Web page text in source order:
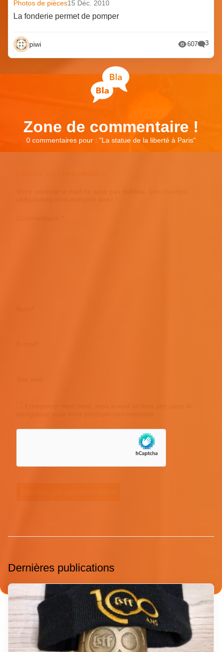
Photos de pièces15 Déc. 2010
La fonderie permet de pomper
piwi 607 3
Zone de commentaire !
0 commentaires pour : "La statue de la liberté à Paris"
Dernières publications